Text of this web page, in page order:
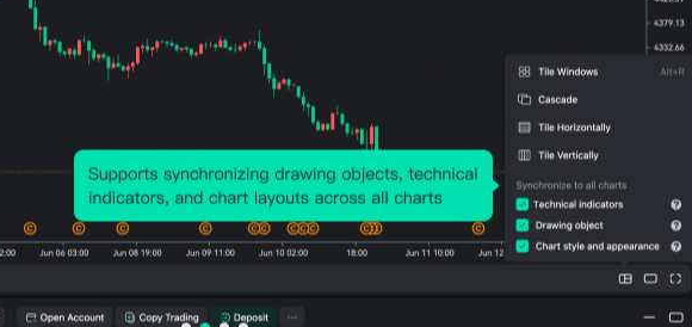
济和政策走向的预期。
2
上涨次数
2
下跌次数
品种
2024-02-13 16:45
2023-11-28 18:30